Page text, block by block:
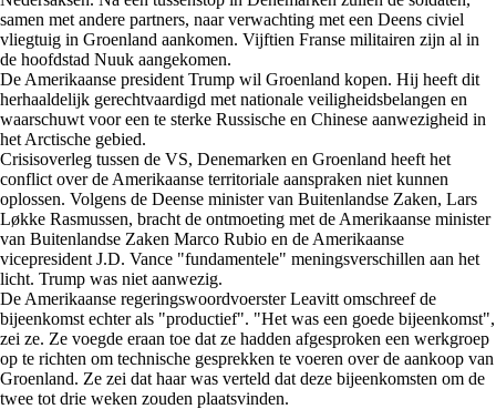
samen met andere partners, naar verwachting met een Deens civiel
vliegtuig in Groenland aankomen. Vijftien Franse militairen zijn al in
de hoofdstad Nuuk aangekomen.
De Amerikaanse president Trump wil Groenland kopen. Hij heeft dit
herhaaldelijk gerechtvaardigd met nationale veiligheidsbelangen en
waarschuwt voor een te sterke Russische en Chinese aanwezigheid in
het Arctische gebied.
Crisisoverleg tussen de VS, Denemarken en Groenland heeft het
conflict over de Amerikaanse territoriale aanspraken niet kunnen
oplossen. Volgens de Deense minister van Buitenlandse Zaken, Lars
Løkke Rasmussen, bracht de ontmoeting met de Amerikaanse minister
van Buitenlandse Zaken Marco Rubio en de Amerikaanse
vicepresident J.D. Vance "fundamentele" meningsverschillen aan het
licht. Trump was niet aanwezig.
De Amerikaanse regeringswoordvoerster Leavitt omschreef de
bijeenkomst echter als "productief". "Het was een goede bijeenkomst",
zei ze. Ze voegde eraan toe dat ze hadden afgesproken een werkgroep
op te richten om technische gesprekken te voeren over de aankoop van
Groenland. Ze zei dat haar was verteld dat deze bijeenkomsten om de
twee tot drie weken zouden plaatsvinden.